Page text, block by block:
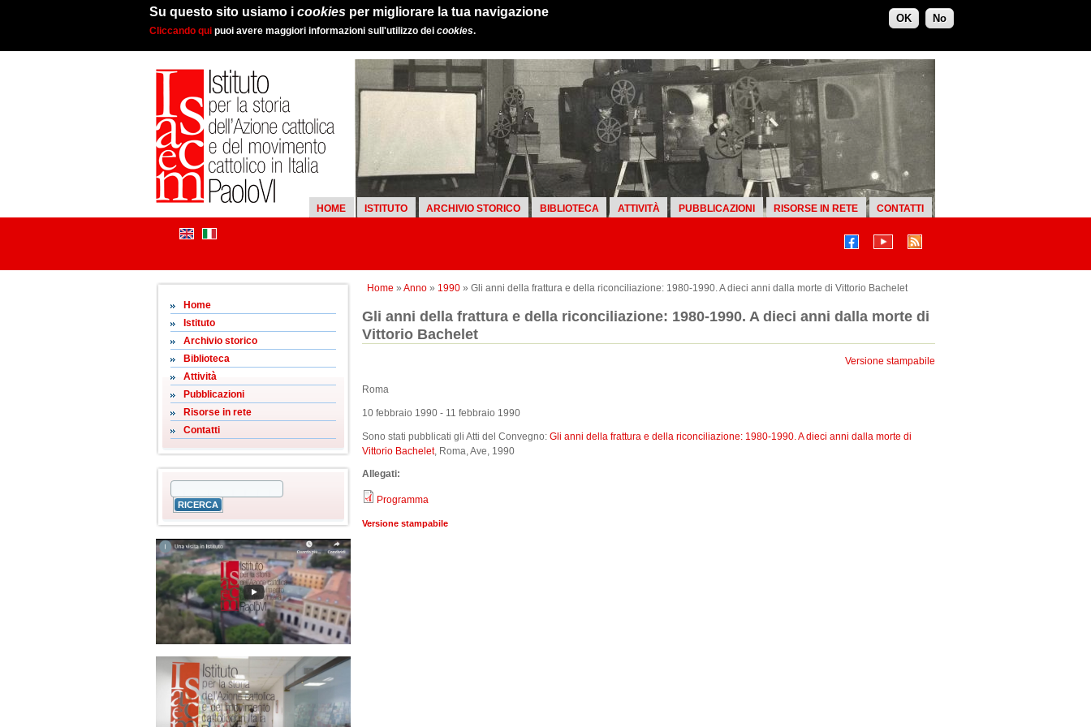
Su questo sito usiamo i cookies per migliorare la tua navigazione
Cliccando qui puoi avere maggiori informazioni sull'utilizzo dei cookies.
OK No
HOME ISTITUTO ARCHIVIO STORICO BIBLIOTECA ATTIVITÀ PUBBLICAZIONI RISORSE IN RETE CONTATTI
Home » Anno» 1990» Gli anni della frattura e della riconciliazione: 1980-1990. A dieci anni dalla morte di Vittorio Bachelet
Home
Istituto
Archivio storico
Biblioteca
Attività
Pubblicazioni
Risorse in rete
Contatti
Gli anni della frattura e della riconciliazione: 1980-1990. A dieci anni dalla morte di
Vittorio Bachelet
Versione stampabile
Roma
10 febbraio 1990 - 11 febbraio 1990
Sono stati pubblicati gli Atti del Convegno: Gli anni della frattura e della riconciliazione: 1980-1990. A dieci anni dalla morte di
Vittorio Bachelet, Roma, Ave, 1990
Allegati:
Programma
Versione stampabile